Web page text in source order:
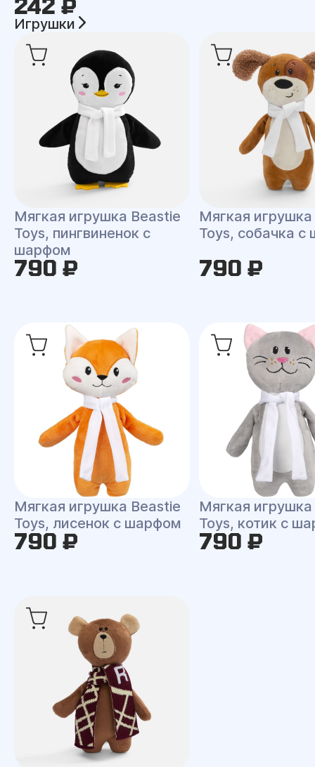
242 ₽
Игрушки
Мягкая игрушка Beastie
Toys, пингвиненок с
шарфом
790 ₽
Мягкая
Toys, собачка
790 ₽
Мягкая игрушка Beastie
Toys, лисенок с шарфом
790 ₽
Мягкая
Toys, котик с
790 ₽